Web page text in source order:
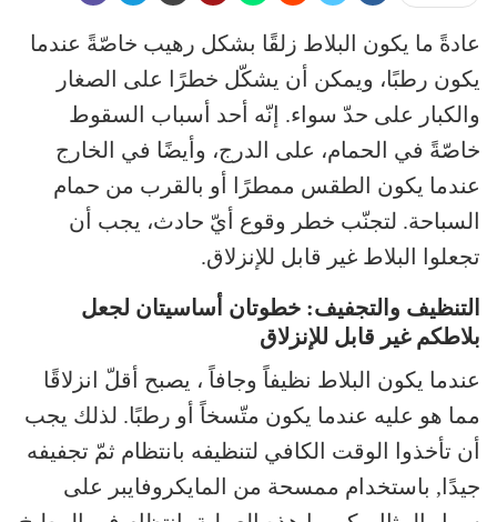
عادةً ما يكون البلاط زلقًا بشكل رهيب خاصّةً عندما
يكون رطبًا، ويمكن أن يشكّل خطرًا على الصغار
والكبار على حدّ سواء. إنّه أحد أسباب السقوط
خاصّةً في الحمام، على الدرج، وأيضًا في الخارج
عندما يكون الطقس ممطرًا أو بالقرب من حمام
السباحة. لتجنّب خطر وقوع أيّ حادث، يجب أن
تجعلوا البلاط غير قابل للإنزلاق.
التنظيف والتجفيف: خطوتان أساسيتان لجعل
بلاطكم غير قابل للإنزلاق
عندما يكون البلاط نظيفاً وجافاً ، يصبح أقلّ انزلاقًا
مما هو عليه عندما يكون متّسخاً أو رطبًا. لذلك يجب
أن تأخذوا الوقت الكافي لتنظيفه بانتظام ثمّ تجفيفه
جيدًا, باستخدام ممسحة من المايكروفايبر على